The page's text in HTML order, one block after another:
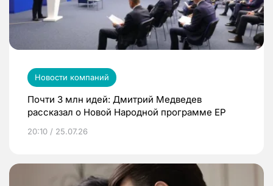
Новости компаний
Почти 3 млн идей: Дмитрий Медведев
рассказал о Новой Народной программе ЕР
20:10 / 25.07.26